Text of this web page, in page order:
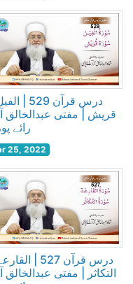
درس قرآن 529
قریش | مفتی عبدالخالق
رائے
25, 2022
درس قرآن 527 |
التکاثر | مفتی عبدالخالق